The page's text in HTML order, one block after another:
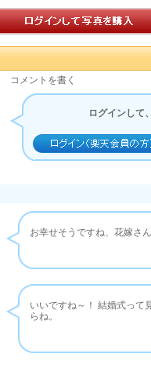
コメントを書く
ログインして
お幸せそうですね、花嫁さ
いいですね～！ 結婚式って
らね。